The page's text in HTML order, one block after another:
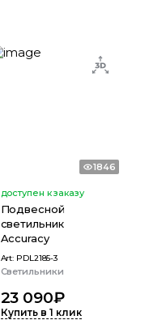
1846
доступен к заказу
Подвесной
светильник
Accuracy
Art: PDL2185-3
Светильники
23 090₽
Купить в 1 клик